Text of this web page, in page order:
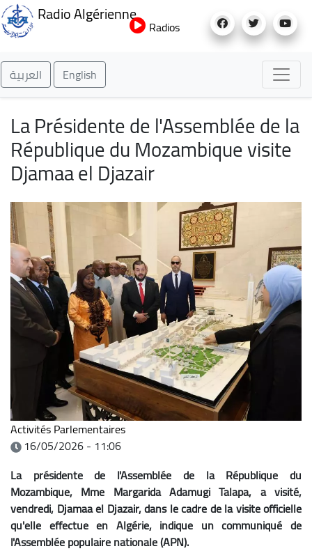
au
Radio Algérienne
Radios
العربية English
La Présidente de l'Assemblée de la
République du Mozambique visite
Djamaa el Djazair
Activités Parlementaires
16/05/2026 - 11:06
La présidente de l'Assemblée de la République du
Mozambique, Mme Margarida Adamugi Talapa, a visité,
vendredi, Djamaa el Djazair, dans le cadre de la visite officielle
qu'elle effectue en Algérie, indique un communiqué de
l'Assemblée populaire nationale (APN).